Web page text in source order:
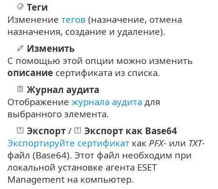
Теги
Изменение тегов (назначение, отмена
назначения, создание и удаление).
Изменить
С помощью этой опции можно изменить
описание сертификата из списка.
Журнал аудита
Отображение журнала аудита для
выбранного элемента.
Экспорт /
Экспорт как Base64
Экспортируйте сертификат как PFX- или TXT-
файл (Base64). Этот файл необходим при
локальной установке агента ESET
Management на компьютер.